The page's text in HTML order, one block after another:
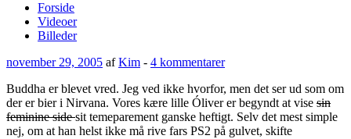
Forside
Videoer
Billeder
Udgivet
november 29, 2005 afKim - 4 kommentarertil
Buddha er blevet vred. Jeg ved ikke hvorfor, men det ser ud som om
der er bier i Nirvana. Vores kære lille Óliver er begyndt at vise sin
feminine sidesit temeparement ganske heftigt. Selv det mest simple
nej, om at han helst ikke må rive fars PS2 på gulvet, skifte